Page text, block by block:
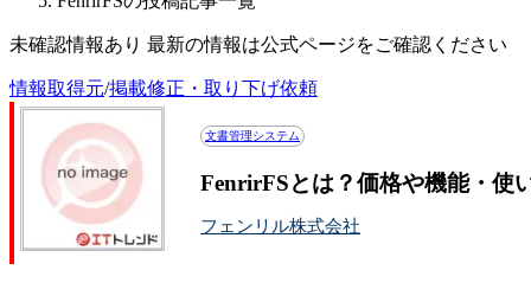
未確認情報あり 最新の情報は公式ページをご確認ください
情報取得元/掲載修正・取り下げ依頼
文書管理システム
FenrirFSとは？価格や機能・使
フェンリル株式会社